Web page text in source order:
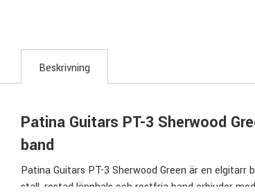
Beskrivning
Patina Guitars PT-3 Sherwood
band
Patina Guitars PT-3 Sherwood Green är en
stall, rostad lönnhals och rostfria band erbjuder